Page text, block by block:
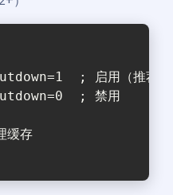
; 启用（推荐）
; 禁用
缓存